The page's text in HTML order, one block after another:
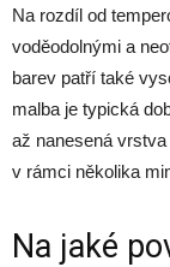
Na rozdíl od
voděodolnými a
barev patří také
malba je typická
až nanesená
v rámci několika
Na jaké